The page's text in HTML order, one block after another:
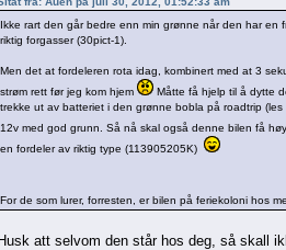
Ikke rart den går bedre enn min grønne når den har
riktig forgasser (30pict-1).
Men det at fordeleren rota idag, kombinert med at 3
strøm rett før jeg kom hjem
Måtte få hjelp til å dytte
trekke ut av batteriet i den grønne bobla på roadtrip
12v med god grunn. Så nå skal også denne bilen få
en fordeler av riktig type (113905205K)
For de som lurer, forresten, er bilen på feriekoloni hos
att selvom den står hos deg, så skall